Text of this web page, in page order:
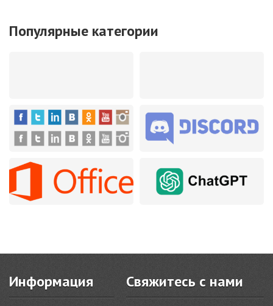
Популярные категории
Информация Свяжитесь с нами